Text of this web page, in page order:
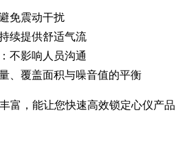
免震动干扰
续提供舒适气流
不影响人员沟通
、覆盖面积与噪音值的平衡
富，能让您快速高效锁定心仪产